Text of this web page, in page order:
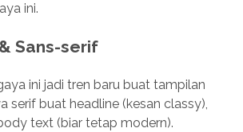
ini.
Sans-serif
ini jadi tren baru buat tampilan
serif buat headline (kesan classy),
text (biar tetap modern).